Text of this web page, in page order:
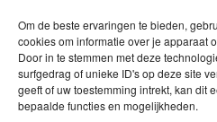
Om de beste ervaringen te bieden,
cookies om informatie over je apparaat
Door in te stemmen met deze
surfgedrag of unieke ID's op deze site
geeft of uw toestemming intrekt, kan dit
bepaalde functies en mogelijkheden.
Openingsuren
Ma
gesloten
Di
9u – 12u
13u – 18u00
Wo
9u – 12u
13u – 18u00